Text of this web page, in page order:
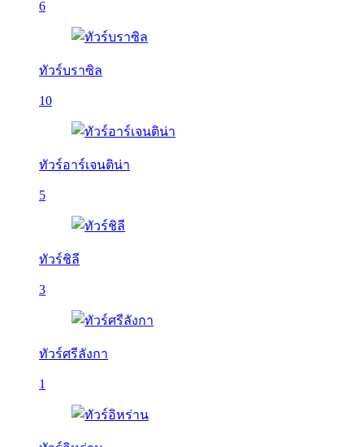
6
ทัวร์บราซิล
10
ทัวร์อาร์เจนติน่า
5
ทัวร์ชิลี
3
ทัวร์ศรีลังกา
1